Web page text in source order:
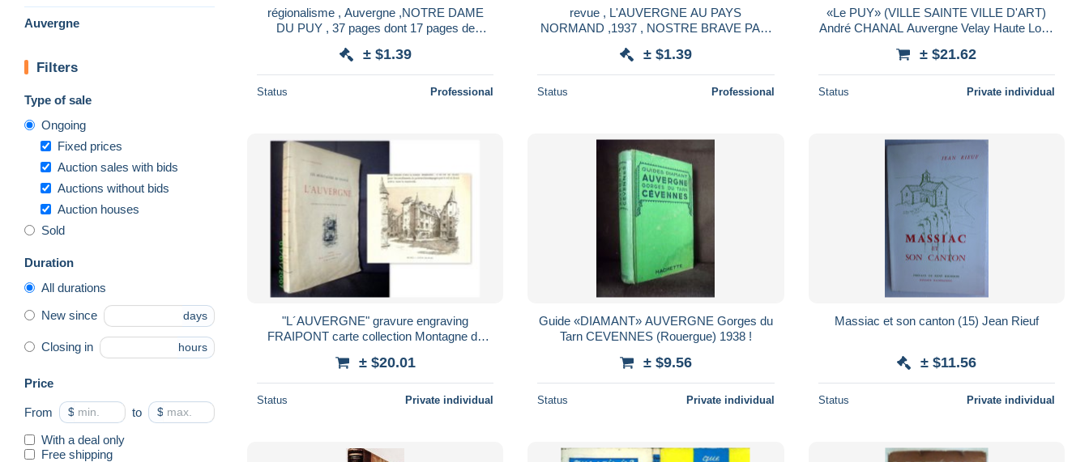
Auvergne
Filters
Type of sale
Ongoing
Fixed prices
Auction sales with bids
Auctions without bids
Auction houses
Sold
Duration
All durations
New since days
Closing in hours
Price
From $ to $
With a deal only
Free shipping
régionalisme , Auvergne ,NOTRE DAME
DU PUY , 37 pages dont 17 pages de
± $1.39
Status Professional
revue , L'AUVERGNE AU PAYS
NORMAND ,1937 , NOSTRE BRAVE PAÏS
± $1.39
Status Professional
«Le PUY» (VILLE SAINTE VILLE D'ART)
André CHANAL Auvergne Velay Haute Loire
± $21.62
Status Private individual
"L´AUVERGNE" gravure engraving
FRAIPONT carte collection Montagne de
± $20.01
Status Private individual
Guide «DIAMANT» AUVERGNE Gorges du
Tarn CEVENNES (Rouergue) 1938 !
± $9.56
Status Private individual
Massiac et son canton (15) Jean Rieuf
± $11.56
Status Private individual